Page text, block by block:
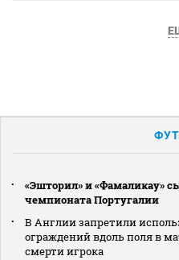
«Эшторил» и «Фамаликау»
чемпионата Португалии
В Англии запретили
ограждений вдоль поля в
смерти игрока